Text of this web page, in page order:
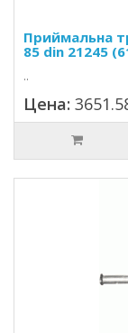
Приймальна
85 din 21245
..
Цена: